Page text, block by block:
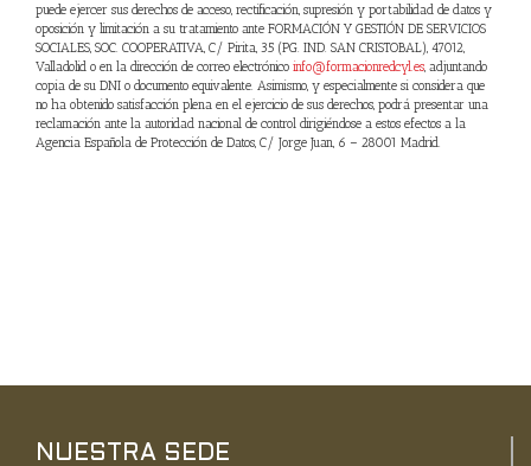
puede ejercer sus derechos de acceso, rectificación, supresión y portabilidad de datos y
oposición y limitación a su tratamiento ante FORMACIÓN Y GESTIÓN DE SERVICIOS
SOCIALES, SOC. COOPERATIVA, C/ Pirita, 35 (PG. IND. SAN CRISTOBAL), 47012,
Valladolid o en la dirección de correo electrónico info@formacionredcyl.es, adjuntando
copia de su DNI o documento equivalente. Asimismo, y especialmente si considera que
no ha obtenido satisfacción plena en el ejercicio de sus derechos, podrá presentar una
reclamación ante la autoridad nacional de control dirigiéndose a estos efectos a la
Agencia Española de Protección de Datos, C/ Jorge Juan, 6 – 28001 Madrid.
NUESTRA SEDE